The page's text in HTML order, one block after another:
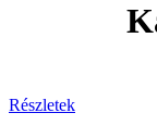
Részletek